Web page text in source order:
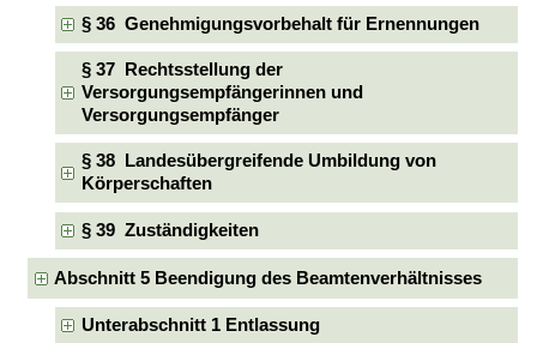
§ 36 Genehmigungsvorbehalt für Ernennungen
§ 37 Rechtsstellung der
Versorgungsempfängerinnen und
Versorgungsempfänger
§ 38 Landesübergreifende Umbildung von
Körperschaften
§ 39 Zuständigkeiten
Abschnitt 5 Beendigung des Beamtenverhältnisses
Unterabschnitt 1 Entlassung